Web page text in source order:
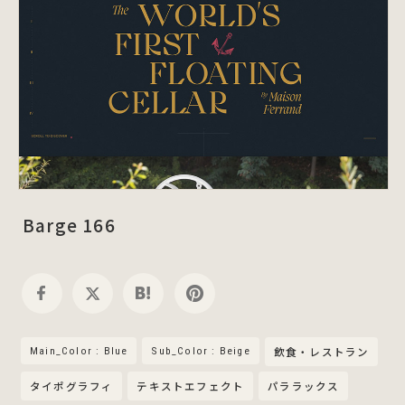
Barge 166
Main_Color : Blue Sub_Color : Beige 飲食・レストラン
タイポグラフィ テキストエフェクト パララックス